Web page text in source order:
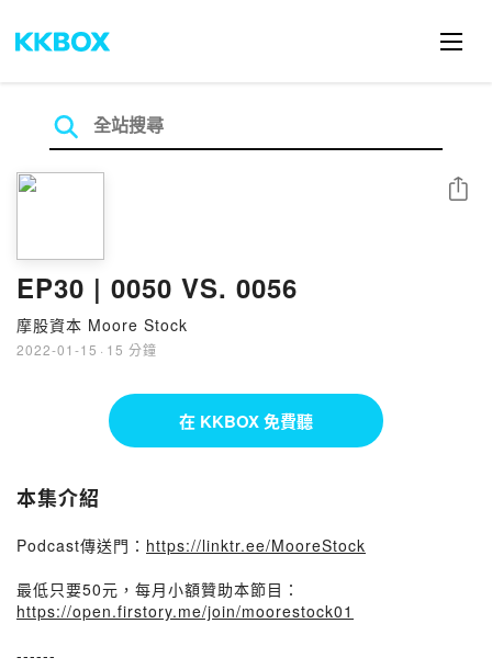
EP30 | 0050 VS. 0056
摩股資本 Moore Stock
2022-01-15 · 15 分鐘
分享
在 KKBOX 免費聽
本集介紹
Podcast傳送門： https://linktr.ee/MooreStock
最低只要50元，每月小額贊助本節目：
https://open.firstory.me/join/moorestock01
------